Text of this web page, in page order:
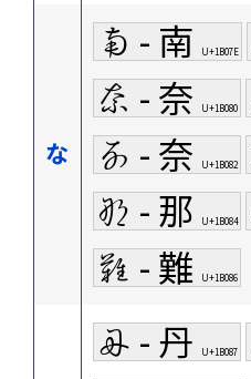
な
𛁾 - 南 U+1B07E
𛂀 - 奈 U+1B080
𛂂 - 奈 U+1B082
𛂄 - 那 U+1B084
𛂆 - 難 U+1B086
𛂇 - 丹 U+1B087